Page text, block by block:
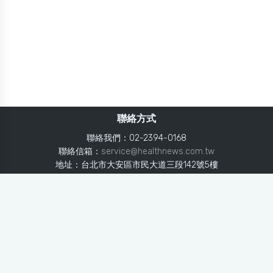
聯絡方式
聯絡我們：02-2394-0168
聯絡信箱： service@healthnews.com.tw
地址：台北市大安區市民大道三段142號5樓